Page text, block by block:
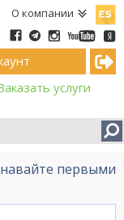
О компании
услуги
первыми